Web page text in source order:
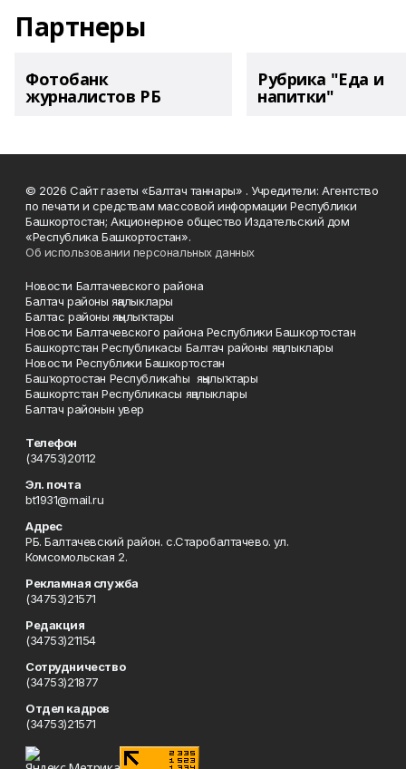
Партнеры
Фотобанк
журналистов РБ
Рубрика "Еда и
напитки"
© 2026 Сайт газеты «Балтач таннары» . Учредители: Агентство
по печати и средствам массовой информации Республики
Башкортостан; Акционерное общество Издательский дом
«Республика Башкортостан».
Об использовании персональных данных
Новости Балтачевского района
Балтач районы яңалыклары
Балтас районы яңылыҡтары
Новости Балтачевского района Республики Башкортостан
Башкортстан Республикасы Балтач районы яңалыклары
Новости Республики Башкортостан
Башҡортостан Республикаһы яңылыҡтары
Башкортстан Республикасы яңалыклары
Балтач районын увер
Телефон
(34753)20112
Эл. почта
bt1931@mail.ru
Адрес
РБ. Балтачевский район. с.Старобалтачево. ул.
Комсомольская 2.
Рекламная служба
(34753)21571
Редакция
(34753)21154
Сотрудничество
(34753)21877
Отдел кадров
(34753)21571